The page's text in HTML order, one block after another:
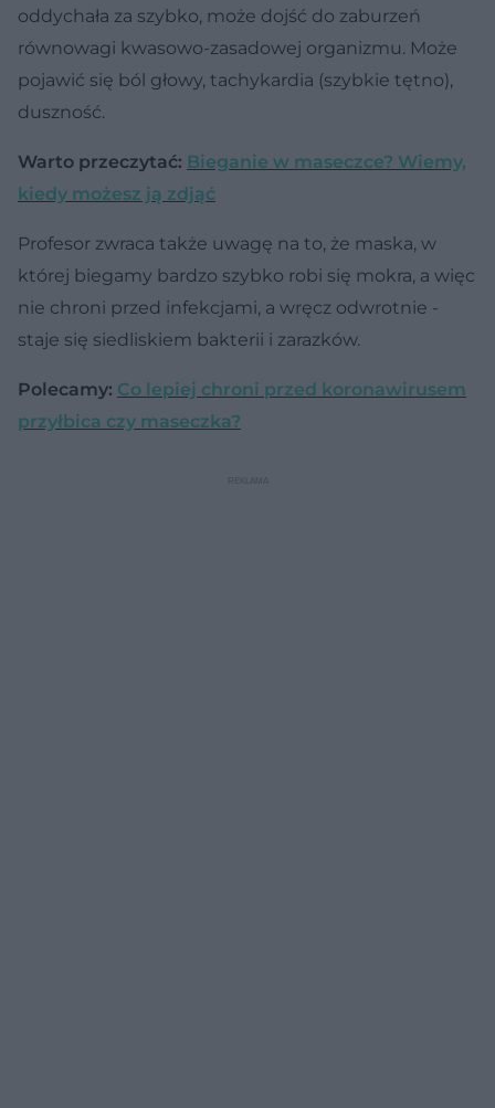
oddychała za szybko, może dojść do zaburzeń
równowagi kwasowo-zasadowej organizmu. Może
pojawić się ból głowy, tachykardia (szybkie tętno),
duszność.
Warto przeczytać: Bieganie w maseczce? Wiemy,
kiedy możesz ją zdjąć
Profesor zwraca także uwagę na to, że maska, w
której biegamy bardzo szybko robi się mokra, a więc
nie chroni przed infekcjami, a wręcz odwrotnie -
staje się siedliskiem bakterii i zarazków.
Polecamy: Co lepiej chroni przed koronawirusem
przyłbica czy maseczka?